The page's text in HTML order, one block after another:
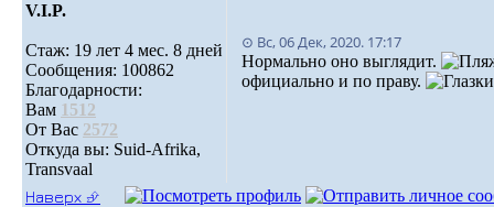
V.I.P.
Стаж: 19 лет 4 мес. 8 дней
Сообщения: 100862
Благодарности:
Вам 1512
От Вас 2572
Откуда вы: Suid-Afrika,
Transvaal
⊙ Вс, 06 Дек, 2020. 17:17
Нормально оно выглядит.
официально и по праву.
Наверх ⮵